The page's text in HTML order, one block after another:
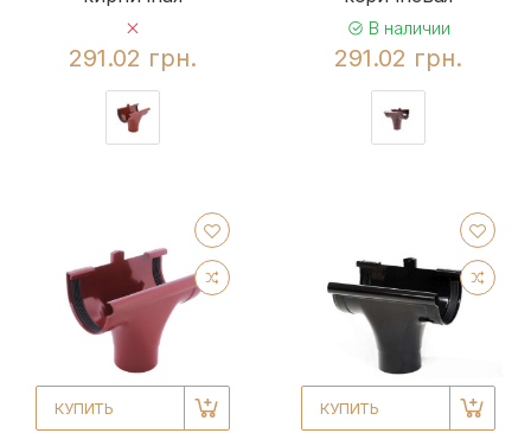
291.02 грн.
В наличии
291.02 грн.
КУПИТЬ КУПИТЬ